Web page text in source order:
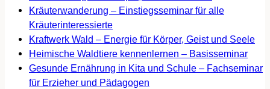
Kräuterwanderung – Einstiegsseminar für alle
Kräuterinteressierte
Kraftwerk Wald – Energie für Körper, Geist und Seele
Heimische Waldtiere kennenlernen – Basisseminar
Gesunde Ernährung in Kita und Schule – Fachseminar
für Erzieher und Pädagogen